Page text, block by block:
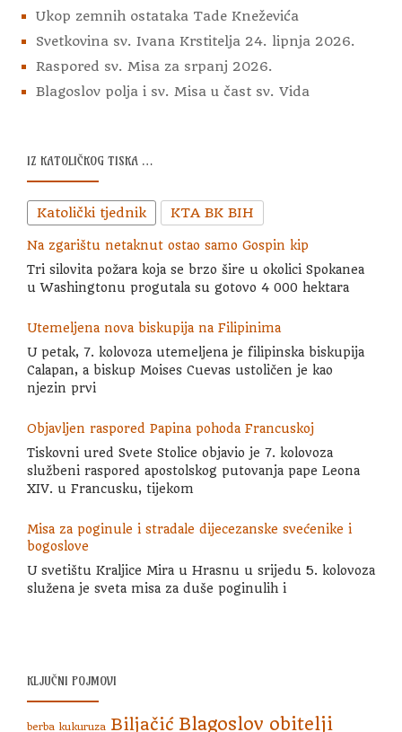
Ukop zemnih ostataka Tade Kneževića
Svetkovina sv. Ivana Krstitelja 24. lipnja 2026.
Raspored sv. Misa za srpanj 2026.
Blagoslov polja i sv. Misa u čast sv. Vida
IZ KATOLIČKOG TISKA …
Katolički tjednik KTA BK BIH
Na zgarištu netaknut ostao samo Gospin kip
Tri silovita požara koja se brzo šire u okolici Spokanea
u Washingtonu progutala su gotovo 4 000 hektara
Utemeljena nova biskupija na Filipinima
U petak, 7. kolovoza utemeljena je filipinska biskupija
Calapan, a biskup Moises Cuevas ustoličen je kao
njezin prvi
Objavljen raspored Papina pohoda Francuskoj
Tiskovni ured Svete Stolice objavio je 7. kolovoza
službeni raspored apostolskog putovanja pape Leona
XIV. u Francusku, tijekom
Misa za poginule i stradale dijecezanske svećenike i
bogoslove
U svetištu Kraljice Mira u Hrasnu u srijedu 5. kolovoza
služena je sveta misa za duše poginulih i
KLJUČNI POJMOVI
berba kukuruza Biljačić Blagoslov obitelji